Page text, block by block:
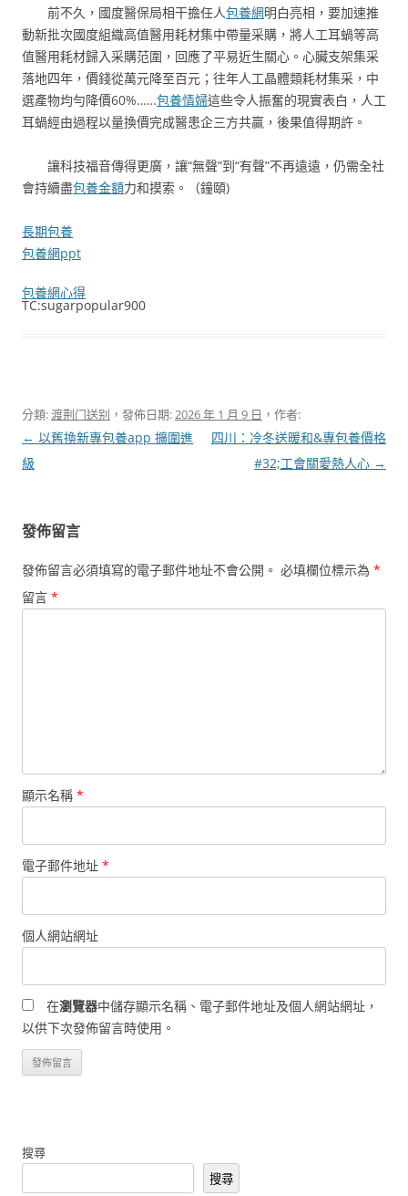
前不久，國度醫保局相干擔任人包養網明白亮相，要加速推
動新批次國度組織高值醫用耗材集中帶量采購，將人工耳蝸等高
值醫用耗材歸入采購范圍，回應了平易近生關心。心臟支架集采
落地四年，價錢從萬元降至百元；往年人工晶體類耗材集采，中
選產物均勻降價60%……包養情婦這些令人振奮的現實表白，人工
耳蝸經由過程以量換價完成醫患企三方共贏，後果值得期許。
讓科技福音傳得更廣，讓“無聲”到“有聲”不再遠遠，仍需全社
會持續盡包養金額力和摸索。（鐘頤)
長期包養
包養網ppt
包養網心得
TC:sugarpopular900
分類:渡荆门送别 ，發佈日期:2026 年 1 月 9 日 ，作者:
文
章
← 以舊換新專包養app 擴圍進
級
四川：冷冬送暖和&專包養價格
#32;工會關愛熱人心 →
發佈留言
發佈留言必須填寫的電子郵件地址不會公開。 必填欄位標示為 *
留言 *
顯示名稱 *
電子郵件地址 *
個人網站網址
在瀏覽器中儲存顯示名稱、電子郵件地址及個人網站網址，
以供下次發佈留言時使用。
搜尋
搜尋